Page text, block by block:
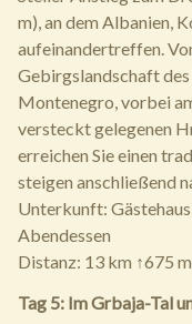
m), an dem Albanien,
aufeinandertreffen.
Gebirgslandschaft
Montenegro, vorbei
versteckt gelegenen
erreichen Sie einen
steigen anschließend
Unterkunft:
Abendessen
Distanz: 13 km ↑675
Tag 5: Im Grbaja-Tal